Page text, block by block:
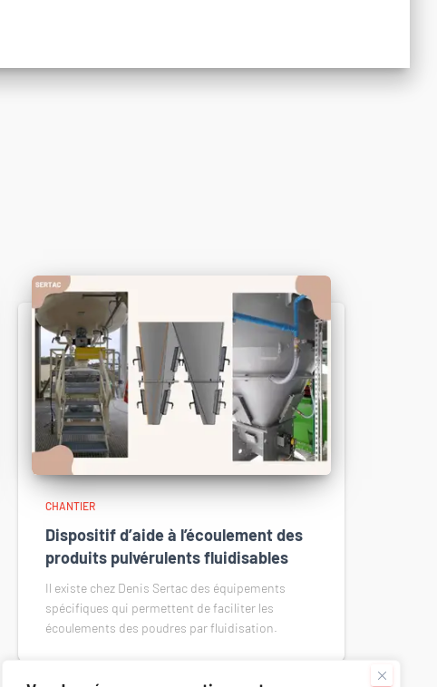
CHANTIER
Dispositif d’aide à l’écoulement des
produits pulvérulents fluidisables
Il existe chez Denis Sertac des équipements
spécifiques qui permettent de faciliter les
écoulements des poudres par fluidisation.